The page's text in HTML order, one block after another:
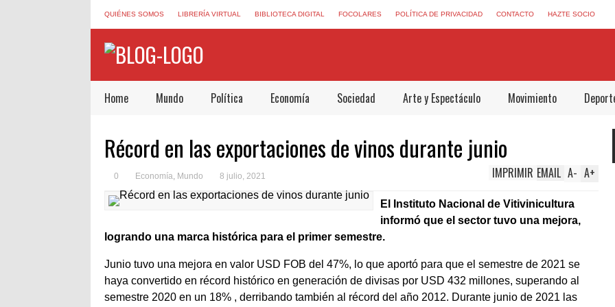
QUIÉNES SOMOS LIBRERÍA VIRTUAL BIBLIOTECA DIGITAL FOCOLARES POLÍTICA DE PRIVACIDAD CONTACTO HAZTE SOCIO
Home Mundo Política Economía Sociedad Arte y Espectáculo Movimiento
Récord en las exportaciones de vinos durante junio
0 Economía, Mundo 8 julio, 2021 A+
A-
EMAIL
IMPRIMIR
El Instituto Nacional de Vitivinicultura
informó que el sector tuvo una mejora,
logrando una marca histórica para el primer semestre.
Junio tuvo una mejora en valor USD FOB del 47%, lo que aportó para que el semestre de 2021 se
haya convertido en récord histórico en generación de divisas por USD 432 millones, superando al
semestre 2020 en un 18% , derribando también al récord del año 2012. Durante junio de 2021 las